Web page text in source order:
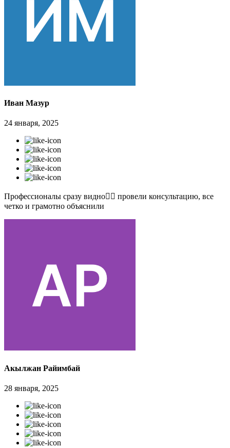
Иван Мазур
24 января, 2025
Профессионалы сразу видно👍🏻 провели консультацию, все
четко и грамотно объяснили
Акылжан Райимбай
28 января, 2025